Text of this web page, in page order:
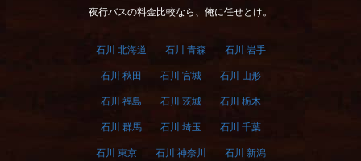
俺の夜行バス
夜行バスの料金比較なら、俺に任せとけ。
石川 北海道 石川 青森 石川 岩手
石川 秋田 石川 宮城 石川 山形
石川 福島 石川 茨城 石川 栃木
石川 群馬 石川 埼玉 石川 千葉
石川 東京 石川 神奈川 石川 新潟